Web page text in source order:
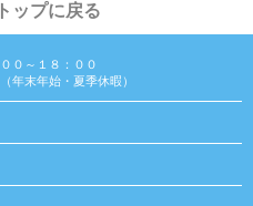
ップに戻る
０～１８：００
年末年始・夏季休暇）